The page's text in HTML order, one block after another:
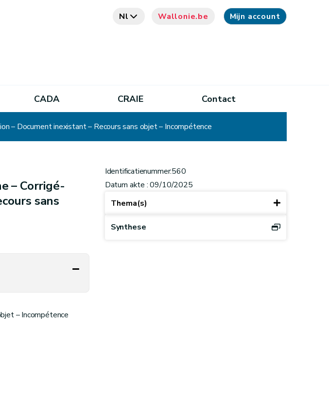
Nl Wallonie.be Mijn account
CADA CRAIE Contact
– Document inexistant – Recours sans objet – Incompétence
– Corrigé-
sans
– Incompétence
Identificatienummer:560
Datum akte : 09/10/2025
Thema(s)
Synthese